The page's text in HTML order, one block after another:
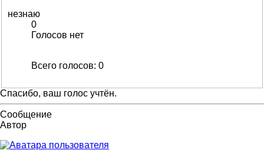
незнаю
0
Голосов нет
Всего голосов: 0
Спасибо, ваш голос учтён.
Сообщение
Автор